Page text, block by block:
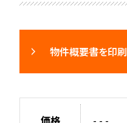
物件概要書を印刷
価格 - - -